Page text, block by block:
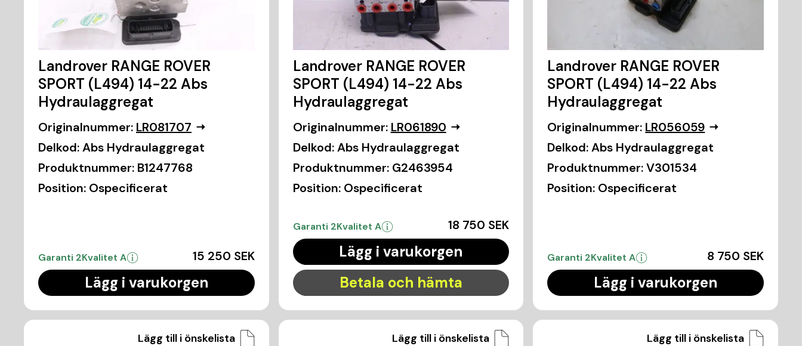
Landrover RANGE ROVER
SPORT (L494) 14-22 Abs
Hydraulaggregat
Originalnummer: LR081707
Delkod:Abs Hydraulaggregat
Produktnummer: B1247768
Position: Ospecificerat
Garanti 2Kvalitet A 15 250 SEK
Lägg i varukorgen
Landrover RANGE ROVER
SPORT (L494) 14-22 Abs
Hydraulaggregat
Originalnummer: LR061890
Delkod: Abs Hydraulaggregat
Produktnummer: G2463954
Position: Ospecificerat
Garanti 2Kvalitet A 18 750 SEK
Lägg i varukorgen
Betala och hämta
Landrover RANGE ROVER
SPORT (L494) 14-22 Abs
Hydraulaggregat
Originalnummer: LR056059
Delkod: Abs Hydraulaggregat
Produktnummer: V301534
Position: Ospecificerat
Garanti 2Kvalitet A 8 750 SEK
Lägg i varukorgen
Lägg till i önskelista Lägg till i önskelista Lägg till i önskelista